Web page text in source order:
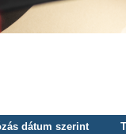
dátum szerint